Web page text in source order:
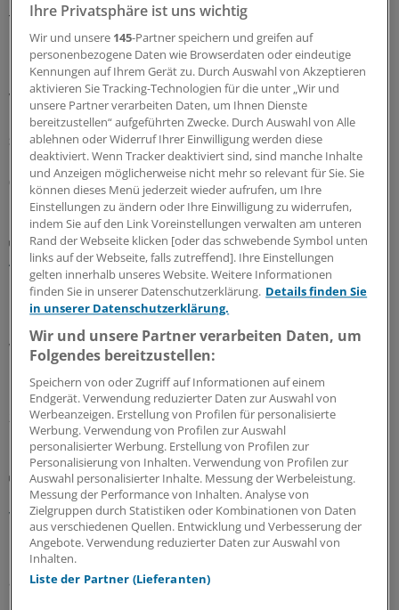
Typ-2-Diabetes und Adipositas sind keine isolierten
Erkrankungen: Sie wirken sich auf zahlreiche
Organsysteme aus und verursachen viel Morbidität und
Kosten. Ganzheitliche Prävention ist möglich, wenn die
Versorgung die unterschiedlichen Organe gezielt in den
Blick nimmt und Risiken früh erkennt.
Sonderbericht|Mit freundlicher Unterstützung von: Roche Diagnostics
Deutschland GmbH, Mannheim
03.08.2026
Praxis-Tipps
Ältere Menschen auf Reisen: Weshalb das
Blutdruckmittel gern mal reduziert werden darf
Im Interview erklärt Tropenmediziner Tomas Jelinek, was
bei Reiseimpfungen für ältere Menschen zu beachten ist,
warum der Blutdruck im Urlaub lieber ein klein wenig
höher sein sollte, und weshalb die Reiseberatung für die
Durchimpfungsrate so wichtig ist.
24.07.2026
Kombi schlägt Monotherapie
Diese Blutdrucksenker werden am besten
vertragen
Die Top 5 unter den gängigen antihypertensiven
Regimen im Hinblick auf Verträglichkeit hat ein
australisches Team gekürt. Welche sind es? Und was
Ihre Privatsphäre ist uns wichtig
Wir und unsere 145-Partner speichern und greifen auf
personenbezogene Daten wie Browserdaten oder eindeutige
Kennungen auf Ihrem Gerät zu. Durch Auswahl von Akzeptieren
aktivieren Sie Tracking-Technologien für die unter „Wir und
unsere Partner verarbeiten Daten, um Ihnen Dienste
bereitzustellen“ aufgeführten Zwecke. Durch Auswahl von Alle
ablehnen oder Widerruf Ihrer Einwilligung werden diese
deaktiviert. Wenn Tracker deaktiviert sind, sind manche Inhalte
und Anzeigen möglicherweise nicht mehr so relevant für Sie. Sie
können dieses Menü jederzeit wieder aufrufen, um Ihre
Einstellungen zu ändern oder Ihre Einwilligung zu widerrufen,
indem Sie auf den Link Voreinstellungen verwalten am unteren
Rand der Webseite klicken [oder das schwebende Symbol unten
links auf der Webseite, falls zutreffend]. Ihre Einstellungen
gelten innerhalb unseres Website. Weitere Informationen
finden Sie in unserer Datenschutzerklärung. Details finden Sie
in unserer Datenschutzerklärung.
Wir und unsere Partner verarbeiten Daten, um
Folgendes bereitzustellen:
Speichern von oder Zugriff auf Informationen auf einem
Endgerät. Verwendung reduzierter Daten zur Auswahl von
Werbeanzeigen. Erstellung von Profilen für personalisierte
Werbung. Verwendung von Profilen zur Auswahl
personalisierter Werbung. Erstellung von Profilen zur
Personalisierung von Inhalten. Verwendung von Profilen zur
Auswahl personalisierter Inhalte. Messung der Werbeleistung.
Messung der Performance von Inhalten. Analyse von
Zielgruppen durch Statistiken oder Kombinationen von Daten
aus verschiedenen Quellen. Entwicklung und Verbesserung der
Angebote. Verwendung reduzierter Daten zur Auswahl von
Inhalten.
Liste der Partner (Lieferanten)